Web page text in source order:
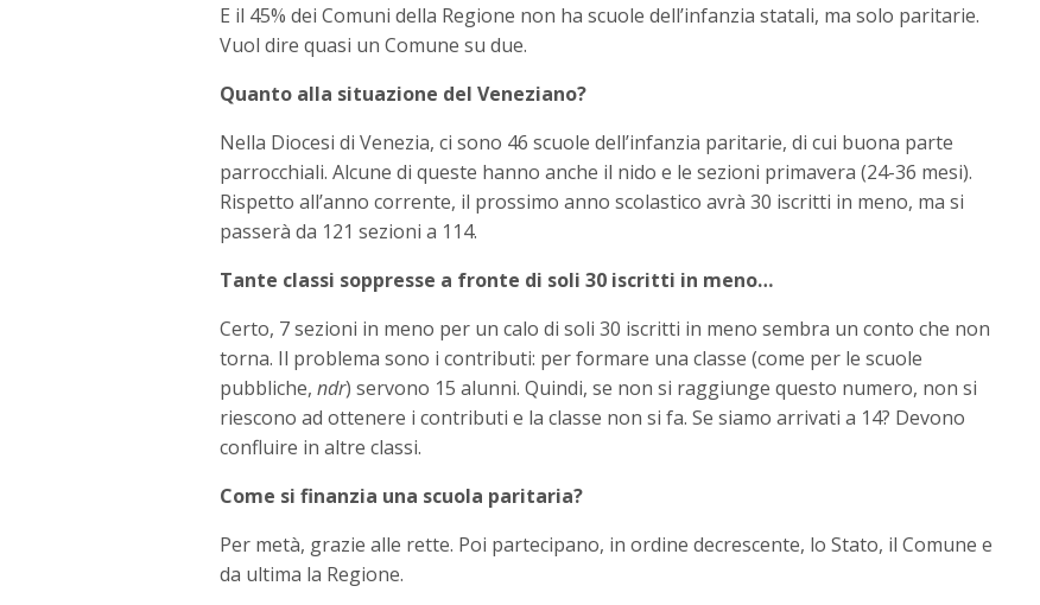
E il 45% dei Comuni della Regione non ha scuole dell’infanzia statali, ma solo paritarie.
Vuol dire quasi un Comune su due.
Quanto alla situazione del Veneziano?
Nella Diocesi di Venezia, ci sono 46 scuole dell’infanzia paritarie, di cui buona parte
parrocchiali. Alcune di queste hanno anche il nido e le sezioni primavera (24-36 mesi).
Rispetto all’anno corrente, il prossimo anno scolastico avrà 30 iscritti in meno, ma si
passerà da 121 sezioni a 114.
Tante classi soppresse a fronte di soli 30 iscritti in meno…
Certo, 7 sezioni in meno per un calo di soli 30 iscritti in meno sembra un conto che non
torna. Il problema sono i contributi: per formare una classe (come per le scuole
pubbliche,ndr) servono 15 alunni. Quindi, se non si raggiunge questo numero, non si
riescono ad ottenere i contributi e la classe non si fa. Se siamo arrivati a 14? Devono
confluire in altre classi.
Come si finanzia una scuola paritaria?
Per metà, grazie alle rette. Poi partecipano, in ordine decrescente, lo Stato, il Comune e
da ultima la Regione.